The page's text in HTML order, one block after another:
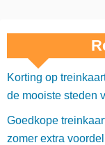
Korting op
de mooiste steden
Goedkope
zomer extra